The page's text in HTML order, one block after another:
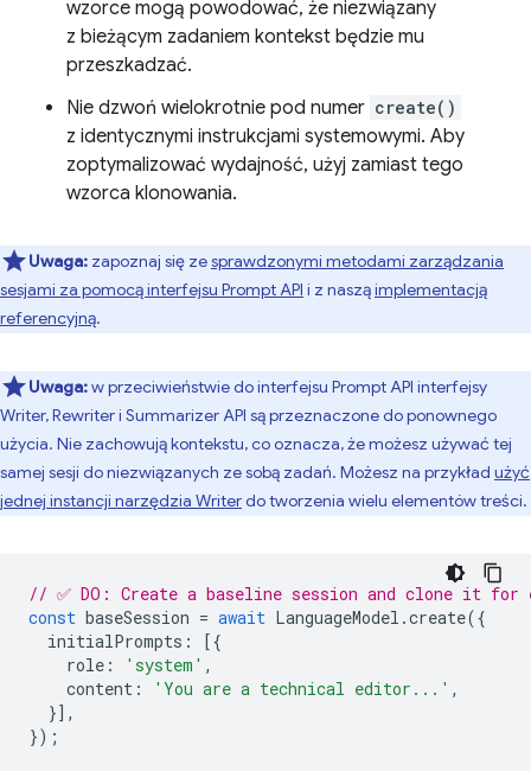
wzorce mogą powodować, że niezwiązany
z bieżącym zadaniem kontekst będzie mu
przeszkadzać.
Nie dzwoń wielokrotnie pod numer create()
z identycznymi instrukcjami systemowymi. Aby
zoptymalizować wydajność, użyj zamiast tego
wzorca klonowania.
Uwaga: zapoznaj się zesprawdzonymi metodami zarządzania
sesjami za pomocą interfejsu Prompt API i z nasząimplementacją
referencyjną.
Uwaga:w przeciwieństwie do interfejsu Prompt API interfejsy
Writer, Rewriter i Summarizer API są przeznaczone do ponownego
użycia. Nie zachowują kontekstu, co oznacza, że możesz używać tej
samej sesji do niezwiązanych ze sobą zadań. Możesz na przykład użyć
jednej instancji narzędzia Writerdo tworzenia wielu elementów treści.
// ✅ DO: Create a baseline session and clone it for
const baseSession = await LanguageModel .create({
initialPrompts :
[{
role : 'system' ,
content : 'You are a technical editor...' ,
}],
});